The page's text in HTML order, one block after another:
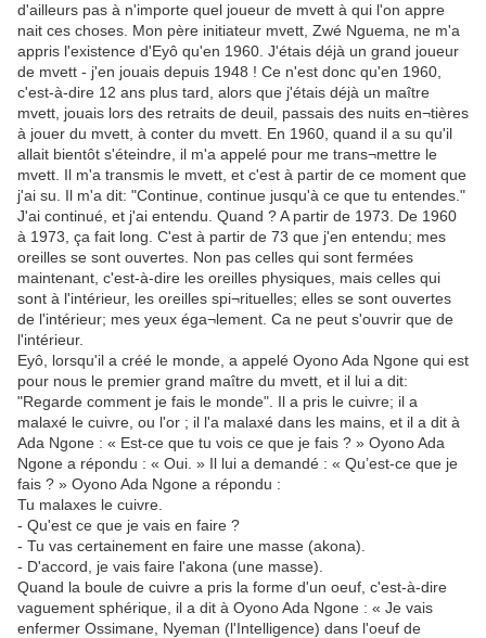
d'ailleurs pas à n'importe quel joueur de mvett à qui l'on appre
nait ces choses. Mon père initiateur mvett, Zwé Nguema, ne m'a
appris l'existence d'Eyô qu'en 1960. J'étais déjà un grand joueur
de mvett - j'en jouais depuis 1948 ! Ce n'est donc qu'en 1960,
c'est-à-dire 12 ans plus tard, alors que j'étais déjà un maître
mvett, jouais lors des retraits de deuil, passais des nuits en¬tières
à jouer du mvett, à conter du mvett. En 1960, quand il a su qu'il
allait bientôt s'éteindre, il m'a appelé pour me trans¬mettre le
mvett. Il m'a transmis le mvett, et c'est à partir de ce moment que
j'ai su. Il m'a dit: "Continue, continue jusqu'à ce que tu entendes."
J'ai continué, et j'ai entendu. Quand ? A partir de 1973. De 1960
à 1973, ça fait long. C'est à partir de 73 que j'en entendu; mes
oreilles se sont ouvertes. Non pas celles qui sont fermées
maintenant, c'est-à-dire les oreilles physiques, mais celles qui
sont à l'intérieur, les oreilles spi¬rituelles; elles se sont ouvertes
de l'intérieur; mes yeux éga¬lement. Ca ne peut s'ouvrir que de
l'intérieur.
Eyô, lorsqu'il a créé le monde, a appelé Oyono Ada Ngone qui est
pour nous le premier grand maître du mvett, et il lui a dit:
"Regarde comment je fais le monde". Il a pris le cuivre; il a
malaxé le cuivre, ou l'or ; il l'a malaxé dans les mains, et il a dit à
Ada Ngone : « Est-ce que tu vois ce que je fais ? » Oyono Ada
Ngone a répondu : « Oui. » Il lui a demandé : « Qu’est-ce que je
fais ? » Oyono Ada Ngone a répondu :
Tu malaxes le cuivre.
- Qu'est ce que je vais en faire ?
- Tu vas certainement en faire une masse (akona).
- D'accord, je vais faire l'akona (une masse).
Quand la boule de cuivre a pris la forme d'un oeuf, c'est-à-dire
vaguement sphérique, il a dit à Oyono Ada Ngone : « Je vais
enfermer Ossimane, Nyeman (l'Intelligence) dans l'oeuf de